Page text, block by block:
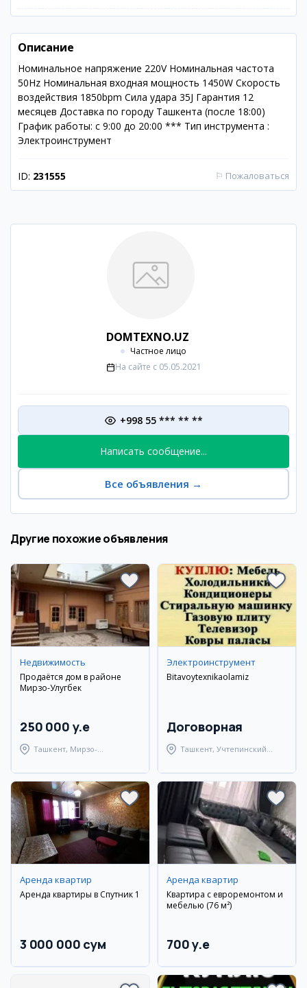
Описание
Номинальное напряжение 220V Номинальная частота
50Hz Номинальная входная мощность 1450W Скорость
воздействия 1850bpm Сила удара 35J Гарантия 12
месяцев Доставка по городу Ташкента (после 18:00)
График работы: с 9:00 до 20:00 *** Тип инструмента :
Электроинструмент
ID: 231555 ⚐ Пожаловаться
DOMTEXNO.UZ
Частное лицо
На сайте с 05.05.2021
+998 55 *** ** **
Написать сообщение...
Все объявления →
Другие похожие объявления
Недвижимость
Продаётся дом в районе
Мирзо-Улугбек
250 000 y.e
Ташкент, Мирзо-
Электроинструмент
Bitavoytexnikaolamiz
Договорная
Ташкент, Учтепинский
Аренда квартир
Аренда квартиры в Спутник 1
3 000 000 сум
Аренда квартир
Квартира с евроремонтом и
мебелью (76 м²)
700 y.e